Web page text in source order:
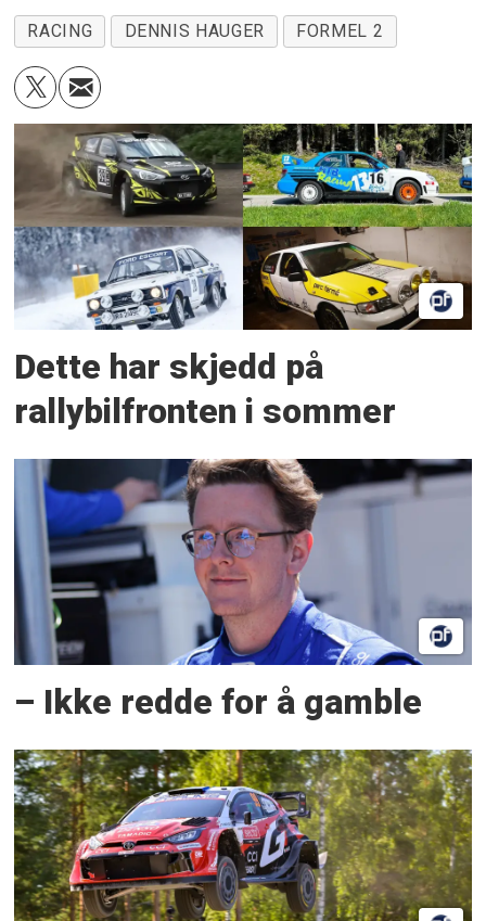
RACING DENNIS HAUGER FORMEL 2
Dette har skjedd på
rallybilfronten i sommer
– Ikke redde for å gamble